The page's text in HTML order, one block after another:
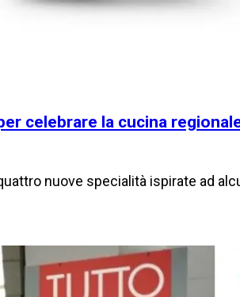
celebrare la cucina
nuove specialità ispirate ad